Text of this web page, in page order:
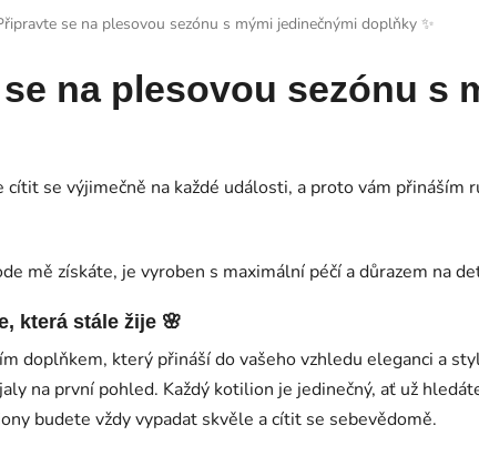
se na plesovou sezónu s mými jedinečnými doplňky ✨
na plesovou sezónu s
cítit se výjimečně na každé události, a proto vám
mě získáte, je vyroben s maximální péčí a důrazem na
která stále žije 🌸
doplňkem, který přináší do vašeho vzhledu eleganci a
na první pohled. Každý kotilion je jedinečný, ať už
budete vždy vypadat skvěle a cítit se sebevědomě.